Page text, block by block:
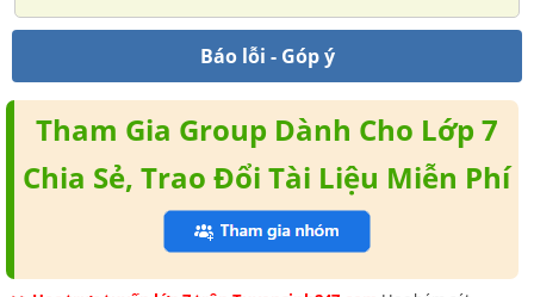
Báo lỗi - Góp ý
Tham Gia Group Dành Cho Lớp 7
Chia Sẻ, Trao Đổi Tài Liệu Miễn Phí